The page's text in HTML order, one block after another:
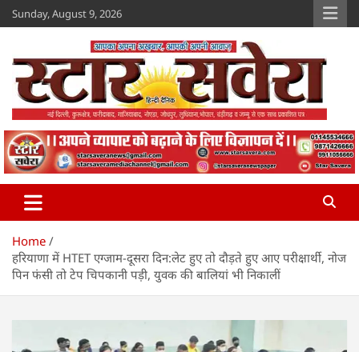
Skip
to
Sunday, August 9, 2026
Star Savera
www.starsavera.com
Home
हरियाणा में HTET एग्जाम-दूसरा दिन:लेट हुए तो दौड़ते हुए आए परीक्षार्थी, नोज
पिन फंसी तो टेप चिपकानी पड़ी, युवक की बालियां भी निकालीं